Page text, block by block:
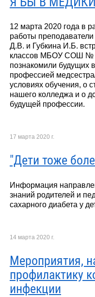
12 марта 2020 года в
работы
Д.В. и Губкина И.Б.
классов МБОУ СОШ №
познакомили будущих
профессией
условиях обучения, о
нашего колледжа и о
будущей профессии.
17 марта 2020 г.
"Дети тоже
Информация
знаний родителей и
сахарного диабета у
14 марта 2020 г.
Мероприятия,
профилактику
инфекции